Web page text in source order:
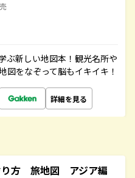
ぶ新しい地図本！観光名所や
図をなぞって脳もイキイキ！
詳細を見る
り方 旅地図 アジア編